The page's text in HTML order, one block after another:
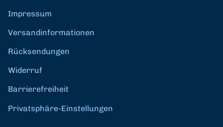
Impressum
Versandinformationen
Rücksendungen
Widerruf
Barrierefreiheit
Privatsphäre-Einstellungen